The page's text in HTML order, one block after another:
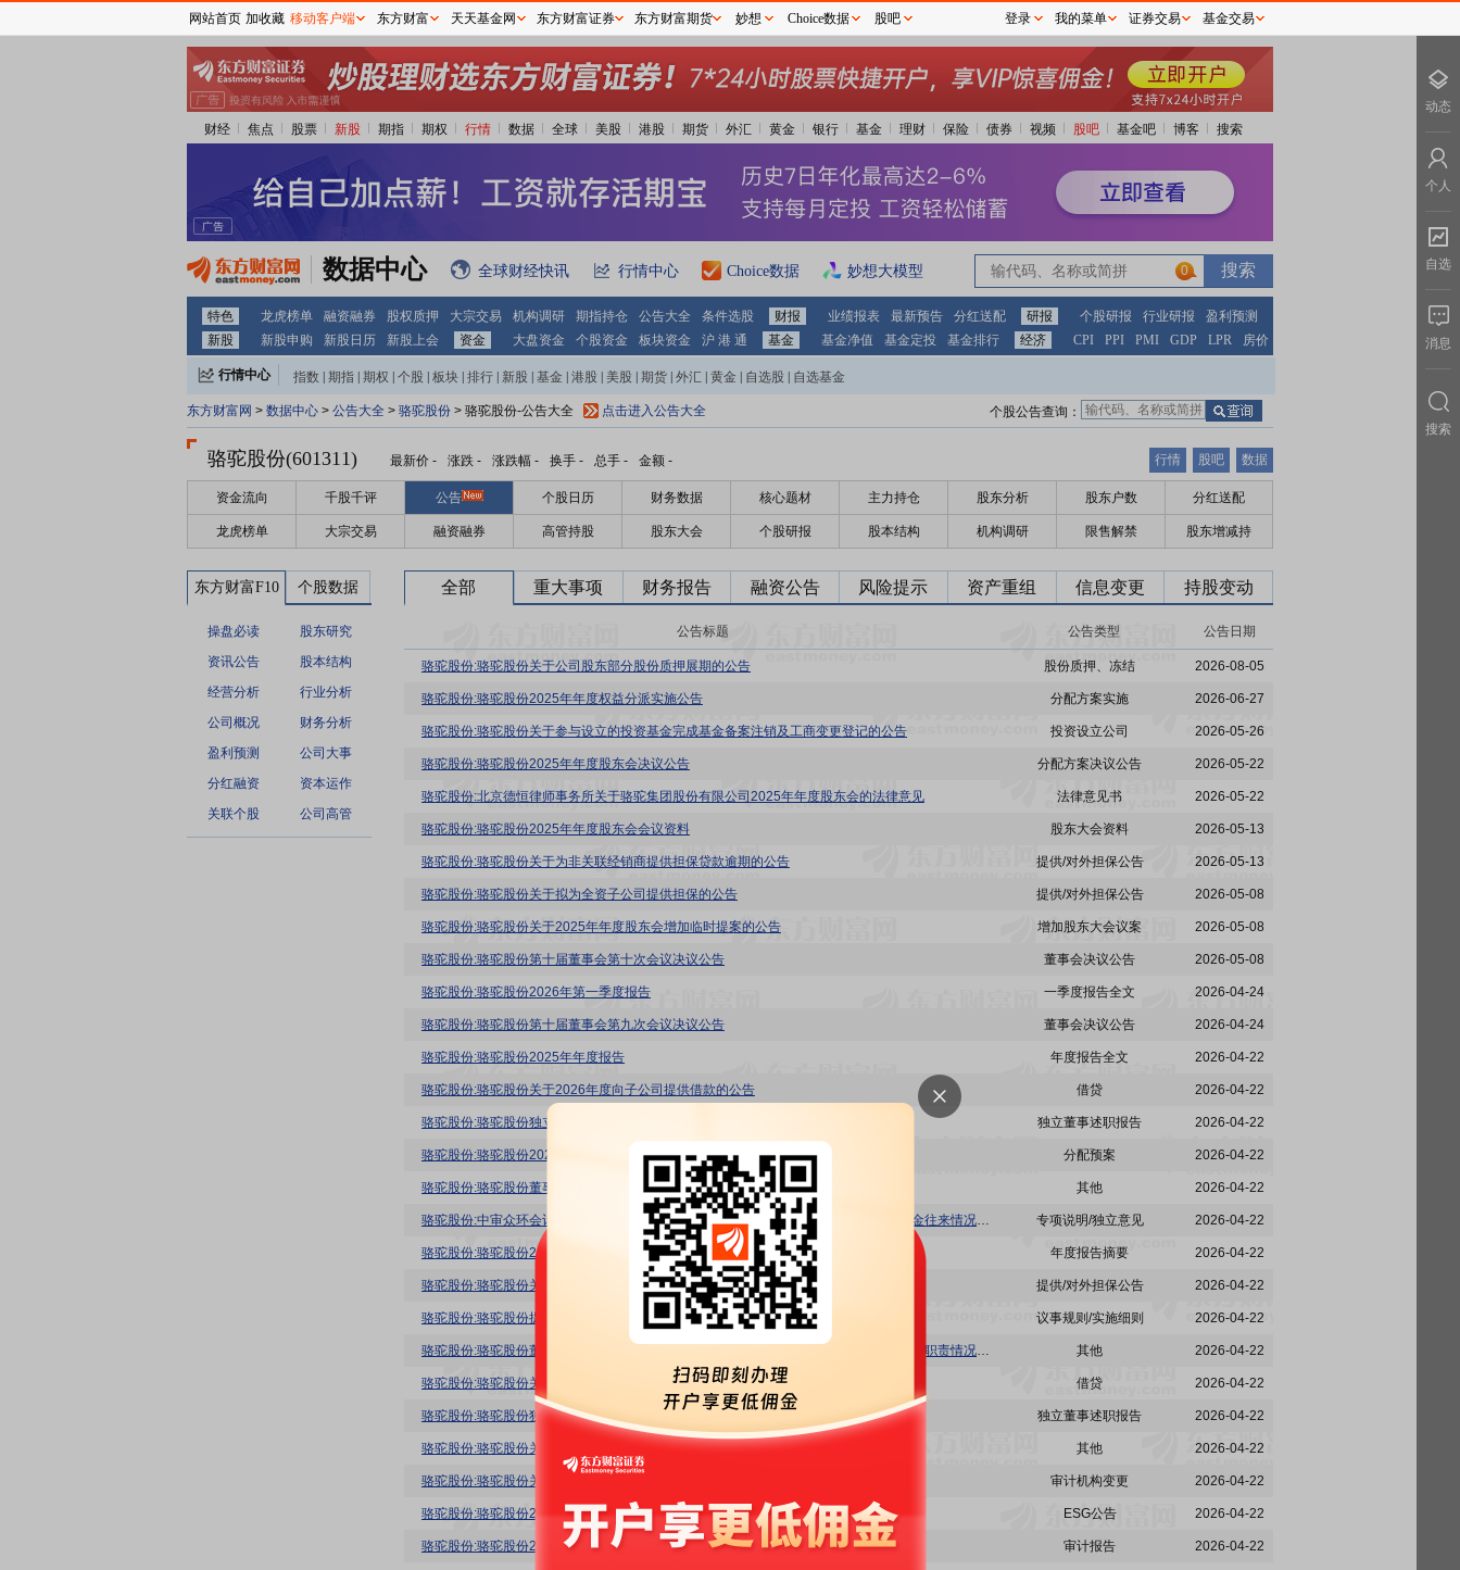
财经 焦点 股票 新股 期指 期权 行情 数据 全球 美股 港股 期货 外汇 黄金 银行 基金 理财 保险 债券 视频 股吧 基金吧 博客 搜索
数据中心 全球财经快讯 行情中心 Choice数据 妙想大模型 0
特色 龙虎榜单 融资融券 股权质押 大宗交易 机构调研 期指持仓 公告大全 条件选股 财报 业绩报表 最新预告 分红送配 研报 个股研报 行业研报
盈利预测
新股
新股申购 新股日历 新股上会 资金 大盘资金 个股资金 板块资金 沪 港 通 基金 基金净值 基金定投 基金排行 经济 CPI PPI PMI GDP LPR 房价
行情中心 指数 期指 期权 个股 板块 排行 新股 基金 港股 美股 期货 外汇 黄金 自选股 自选基金
东方财富网 > 数据中心 > 公告大全 > 骆驼股份 > 骆驼股份-公告大全 点击进入公告大全 个股公告查询：
骆驼股份(601311) 最新价 - 涨跌 - 涨跌幅 - 换手 - 总手 - 金额 - 行情 股吧 数据
资金流向 千股千评 公告 个股日历 财务数据 核心题材 主力持仓 股东分析 股东户数 分红送配
龙虎榜单 大宗交易 融资融券 高管持股 股东大会 个股研报 股本结构 机构调研 限售解禁 股东增减持
东方财富F10 个股数据
操盘必读
股东研究
资讯公告
股本结构
经营分析
行业分析
公司概况
财务分析
盈利预测
公司大事
分红融资
资本运作
关联个股
公司高管
全部 重大事项 财务报告 融资公告 风险提示 资产重组 信息变更 持股变动
公告标题 公告类型 公告日期
骆驼股份:骆驼股份关于公司股东部分股份质押展期的公告 股份质押、冻结 2026-08-05
骆驼股份:骆驼股份2025年年度权益分派实施公告 分配方案实施 2026-06-27
骆驼股份:骆驼股份关于参与设立的投资基金完成基金备案注销及工商变更登记的公告 投资设立公司 2026-05-26
骆驼股份:骆驼股份2025年年度股东会决议公告 分配方案决议公告 2026-05-22
骆驼股份:北京德恒律师事务所关于骆驼集团股份有限公司2025年年度股东会的法律意见 法律意见书 2026-05-22
骆驼股份:骆驼股份2025年年度股东会会议资料 股东大会资料 2026-05-13
骆驼股份:骆驼股份关于为非关联经销商提供担保贷款逾期的公告 提供/对外担保公告 2026-05-13
骆驼股份:骆驼股份关于拟为全资子公司提供担保的公告 提供/对外担保公告 2026-05-08
骆驼股份:骆驼股份关于2025年年度股东会增加临时提案的公告 增加股东大会议案 2026-05-08
骆驼股份:骆驼股份第十届董事会第十次会议决议公告 董事会决议公告 2026-05-08
骆驼股份:骆驼股份2026年第一季度报告 一季度报告全文 2026-04-24
骆驼股份:骆驼股份第十届董事会第九次会议决议公告 董事会决议公告 2026-04-24
骆驼股份:骆驼股份2025年年度报告 年度报告全文 2026-04-22
骆驼股份:骆驼股份关于2026年度向子公司提供借款的公告 借贷 2026-04-22
骆驼股份:骆驼股份独立董事2025年度述职报告(余宏) 独立董事述职报告 2026-04-22
骆驼股份:骆驼股份2025年度利润分配预案的公告 分配预案 2026-04-22
骆驼股份:骆驼股份董事会审计委员会2025年度履职情况报告 其他 2026-04-22
骆驼股份:中审众环会计师事务所关于骆驼股份2025年非经营性资金占用及其他关联资金往来情况汇总表的专项审核报告 专项说明/独立意见 2026-04-22
骆驼股份:骆驼股份2025年年度报告摘要 年度报告摘要 2026-04-22
骆驼股份:骆驼股份关于拟为全资子公司提供担保的公告 提供/对外担保公告 2026-04-22
骆驼股份:骆驼股份提名委员会工作细则(2026年4月修订) 议事规则/实施细则 2026-04-22
骆驼股份:骆驼股份董事会审计委员会对会计师事务所2025年度履职情况评估及履行监督职责情况的报告 其他 2026-04-22
骆驼股份:骆驼股份关于公司及子公司2026年度申请授信额度的公告 借贷 2026-04-22
骆驼股份:骆驼股份独立董事2025年度述职报告(黄云辉) 独立董事述职报告 2026-04-22
骆驼股份:骆驼股份关于会计政策变更的公告 其他 2026-04-22
骆驼股份:骆驼股份关于续聘会计师事务所的公告 审计机构变更 2026-04-22
骆驼股份:骆驼股份2025年度环境、社会和公司治理(ESG)报告 ESG公告 2026-04-22
骆驼股份:骆驼股份2025年度审计报告 审计报告 2026-04-22
网站首页 加收藏 移动客户端 东方财富 天天基金网 东方财富证券 东方财富期货 妙想 Choice数据 股吧 登录 我的菜单 证券交易 基金交易
动态
个人
自选
消息
搜索